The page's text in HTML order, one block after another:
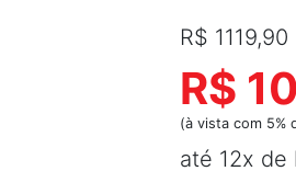
R$ 1119,90
R$
(à vista com 5%
até 12x de